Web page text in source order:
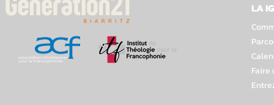
LA
Faire